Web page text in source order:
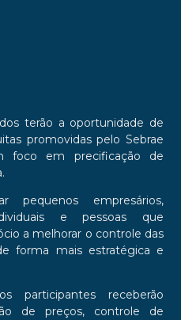
terão a oportunidade de
promovidas pelo Sebrae
foco em precificação de
pequenos empresários,
e pessoas que
a melhorar o controle das
forma mais estratégica e
participantes receberão
de preços, controle de